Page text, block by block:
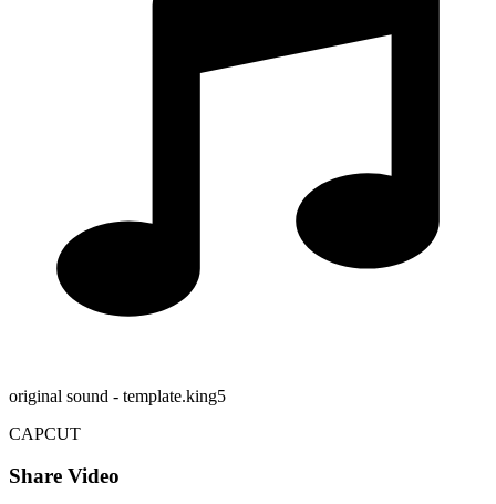
original sound - template.king5
CAPCUT
Share Video